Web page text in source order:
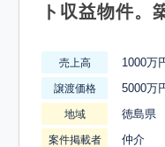
ト収益物件。
売上高 1000万
譲渡価格 5000万
地域 徳島県
案件掲載者 仲介